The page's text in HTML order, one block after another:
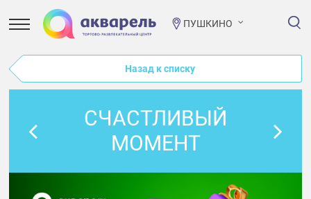
ПУШКИНО
Назад к списку
СЧАСТЛИВЫЙ
МОМЕНТ